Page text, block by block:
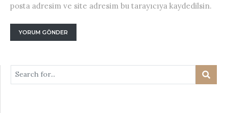
posta adresim ve site adresim bu tarayıcıya kaydedilsin.